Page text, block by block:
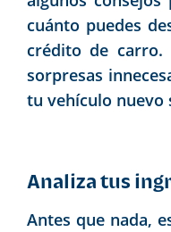
cuánto puedes
crédito de carro.
sorpresas
tu vehículo nuevo
Analiza tus
Antes que nada,